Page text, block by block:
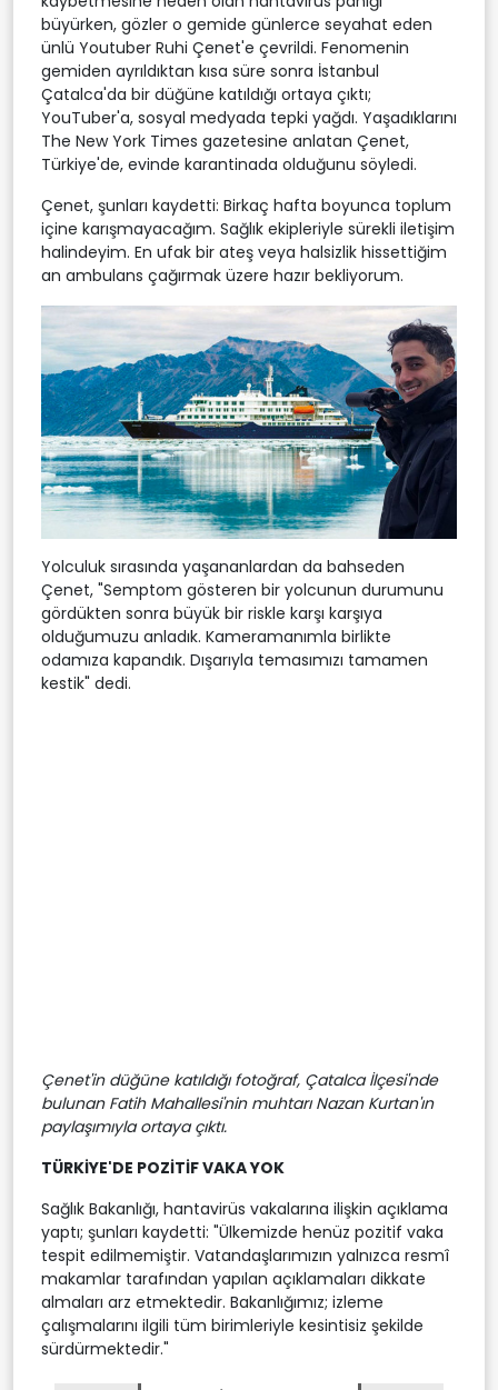
büyürken, gözler o gemide günlerce seyahat eden
ünlü Youtuber Ruhi Çenet'e çevrildi. Fenomenin
gemiden ayrıldıktan kısa süre sonra İstanbul
Çatalca'da bir düğüne katıldığı ortaya çıktı;
YouTuber'a, sosyal medyada tepki yağdı. Yaşadıklarını
The New York Times gazetesine anlatan Çenet,
Türkiye'de, evinde karantinada olduğunu söyledi.
Çenet, şunları kaydetti: Birkaç hafta boyunca toplum
içine karışmayacağım. Sağlık ekipleriyle sürekli iletişim
halindeyim. En ufak bir ateş veya halsizlik hissettiğim
an ambulans çağırmak üzere hazır bekliyorum.
Yolculuk sırasında yaşananlardan da bahseden
Çenet, "Semptom gösteren bir yolcunun durumunu
gördükten sonra büyük bir riskle karşı karşıya
olduğumuzu anladık. Kameramanımla birlikte
odamıza kapandık. Dışarıyla temasımızı tamamen
kestik" dedi.
Çenet'in düğüne katıldığı fotoğraf, Çatalca İlçesi'nde
bulunan Fatih Mahallesi'nin muhtarı Nazan Kurtan'ın
paylaşımıyla ortaya çıktı.
TÜRKİYE'DE POZİTİF VAKA YOK
Sağlık Bakanlığı, hantavirüs vakalarına ilişkin açıklama
yaptı; şunları kaydetti: "Ülkemizde henüz pozitif vaka
tespit edilmemiştir. Vatandaşlarımızın yalnızca resmî
makamlar tarafından yapılan açıklamaları dikkate
almaları arz etmektedir. Bakanlığımız; izleme
çalışmalarını ilgili tüm birimleriyle kesintisiz şekilde
sürdürmektedir."